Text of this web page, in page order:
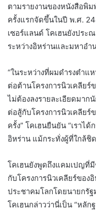
ตามรายงานของหนังสือพิม
ครั้งแรกจัดขึ้นในปี พ.ศ.
เซอร์แลนด์ โคเฮนยังประ
ระหว่างอิหร่านและมหาอำ
“ในระหว่างที่ผมดำรงตำแ
ต่อต้านโครงการนิวเคลียร์
ไม่ต้องลงรายละเอียดมาก
ต่อสู้กับโครงการนิวเคลียร์
ครั้ง” โคเฮนยืนยัน “เราไ
อิหร่าน แม้กระทั่งผู้ที่ใกล้ชิ
โคเฮนยังพูดถึงแคมเปญที่มี
กับโครงการนิวเคลียร์ของ
ประชาคมโลกโดยนายกรั
โคเฮนกล่าวว่านี่เป็น “หลัก